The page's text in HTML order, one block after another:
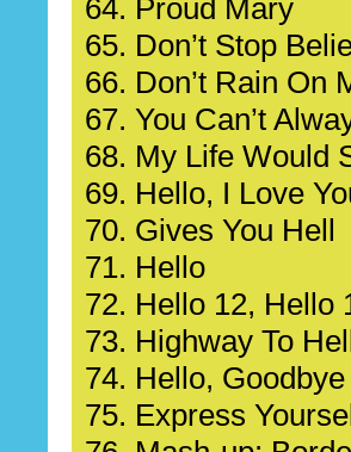
64. Proud Mary
65. Don’t Stop
66. Don’t Rain On
67. You Can’t
68. My Life Would
69. Hello, I Love
70. Gives You Hell
71. Hello
72. Hello 12, Hello
73. Highway To
74. Hello, Goodbye
75. Express